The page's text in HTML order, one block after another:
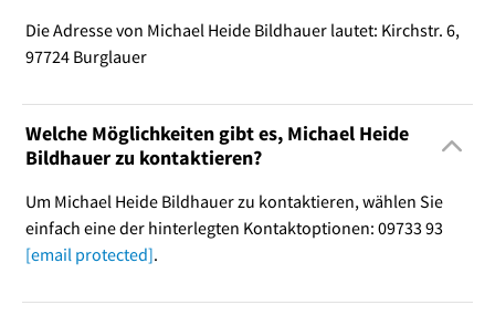
Die Adresse von Michael Heide Bildhauer lautet: Kirchstr. 6,
97724 Burglauer
Welche Möglichkeiten gibt es, Michael Heide
Bildhauer zu kontaktieren?
Um Michael Heide Bildhauer zu kontaktieren, wählen Sie
einfach eine der hinterlegten Kontaktoptionen: 09733 93
[email protected].